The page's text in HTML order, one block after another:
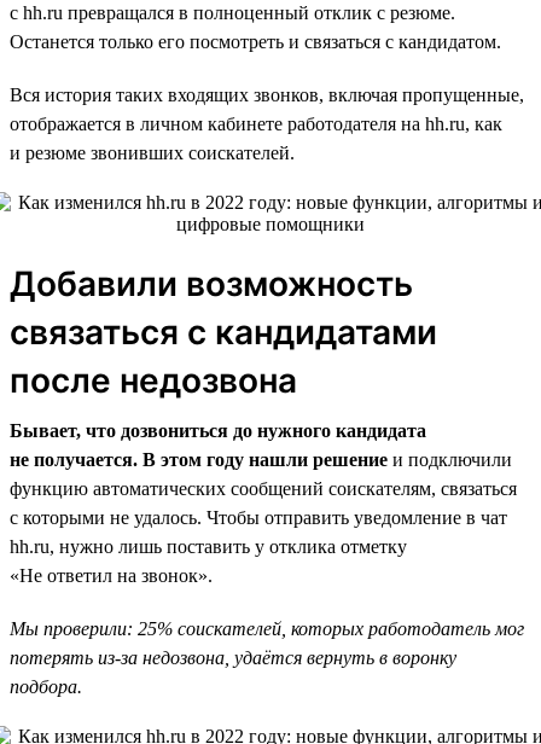
с hh.ru превращался в полноценный отклик с резюме.
Останется только его посмотреть и связаться с кандидатом.
Вся история таких входящих звонков, включая пропущенные,
отображается в личном кабинете работодателя на hh.ru, как
и резюме звонивших соискателей.
Добавили возможность
связаться с кандидатами
после недозвона
Бывает, что дозвониться до нужного кандидата
не получается. В этом году нашли решение и подключили
функцию автоматических сообщений соискателям, связаться
с которыми не удалось. Чтобы отправить уведомление в чат
hh.ru, нужно лишь поставить у отклика отметку
«Не ответил на звонок».
Мы проверили: 25% соискателей, которых работодатель мог
потерять из-за недозвона, удаётся вернуть в воронку
подбора.